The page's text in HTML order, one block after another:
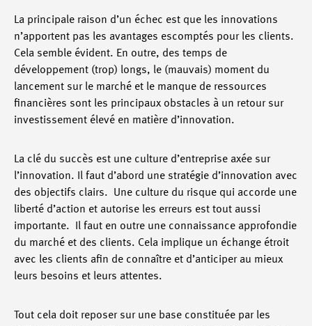
La principale raison d’un échec est que les innovations
n’apportent pas les avantages escomptés pour les clients.
Cela semble évident. En outre, des temps de
développement (trop) longs, le (mauvais) moment du
lancement sur le marché et le manque de ressources
financières sont les principaux obstacles à un retour sur
investissement élevé en matière d’innovation.
La clé du succès est une culture d’entreprise axée sur
l’innovation. Il faut d’abord une stratégie d’innovation avec
des objectifs clairs. Une culture du risque qui accorde une
liberté d’action et autorise les erreurs est tout aussi
importante. Il faut en outre une connaissance approfondie
du marché et des clients. Cela implique un échange étroit
avec les clients afin de connaître et d’anticiper au mieux
leurs besoins et leurs attentes.
Tout cela doit reposer sur une base constituée par les